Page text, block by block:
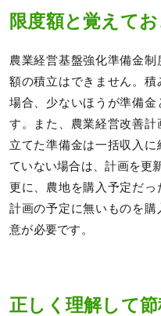
限度額と覚えて
農業経営基盤強化準備金
額の積立はできません。
場合、少ないほうが準備金
す。また、農業経営改善
立てた準備金は一括収入
ていない場合は、計画を更
更に、農地を購入予定だっ
計画の予定に無いものを
意が必要です。
正しく理解して